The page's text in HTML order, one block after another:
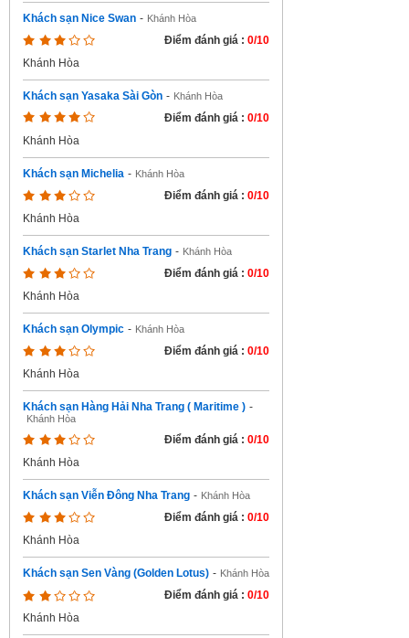
Khách sạn Nice Swan - Khánh Hòa
Điểm đánh giá : 0/10
Khánh Hòa
Khách sạn Yasaka Sài Gòn - Khánh Hòa
Điểm đánh giá : 0/10
Khánh Hòa
Khách sạn Michelia - Khánh Hòa
Điểm đánh giá : 0/10
Khánh Hòa
Khách sạn Starlet Nha Trang - Khánh Hòa
Điểm đánh giá : 0/10
Khánh Hòa
Khách sạn Olympic - Khánh Hòa
Điểm đánh giá : 0/10
Khánh Hòa
Khách sạn Hàng Hải Nha Trang ( Maritime ) -
Khánh Hòa
Điểm đánh giá : 0/10
Khánh Hòa
Khách sạn Viễn Đông Nha Trang - Khánh Hòa
Điểm đánh giá : 0/10
Khánh Hòa
Khách sạn Sen Vàng (Golden Lotus) - Khánh Hòa
Điểm đánh giá : 0/10
Khánh Hòa